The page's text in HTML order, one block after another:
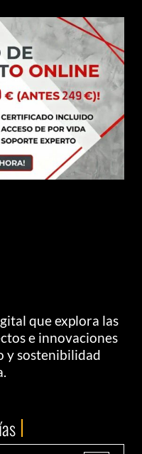
que explora las
e innovaciones
y sostenibilidad